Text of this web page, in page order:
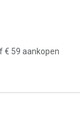
€ 59 aankopen